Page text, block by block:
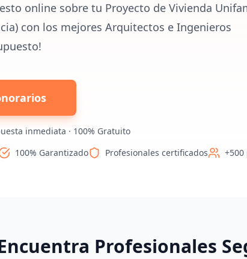
online sobre tu Proyecto de Vivienda
con los mejores Arquitectos e Ingenieros
inmediata · 100% Gratuito
100% Garantizado Profesionales certificados +500
Profesionales